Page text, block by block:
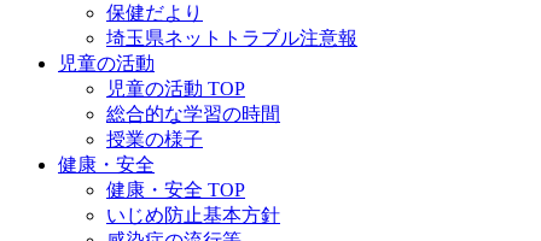
保健だより
埼玉県ネットトラブル注意報
児童の活動
児童の活動 TOP
総合的な学習の時間
授業の様子
健康・安全
健康・安全 TOP
いじめ防止基本方針